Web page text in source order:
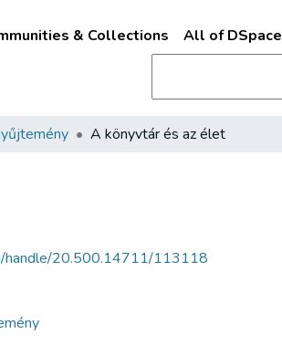
& Collections All of DSpace
A könyvtár és az élet
handle/20.500.14711/113118